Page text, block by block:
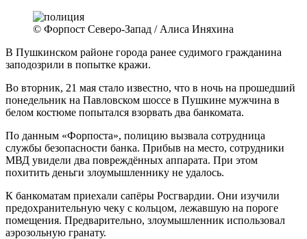
© Форпост Северо-Запад / Алиса Иняхина
В Пушкинском районе города ранее судимого гражданина
заподозрили в попытке кражи.
Во вторник, 21 мая стало известно, что в ночь на прошедший
понедельник на Павловском шоссе в Пушкине мужчина в
белом костюме попытался взорвать два банкомата.
По данным «Форпоста», полицию вызвала сотрудница
службы безопасности банка. Прибыв на место, сотрудники
МВД увидели два повреждённых аппарата. При этом
похитить деньги злоумышленнику не удалось.
К банкоматам приехали сапёры Росгвардии. Они изучили
предохранительную чеку с кольцом, лежавшую на пороге
помещения. Предварительно, злоумышленник использовал
аэрозольную гранату.